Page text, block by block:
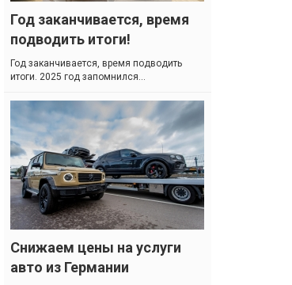
Год заканчивается, время
подводить итоги!
Год заканчивается, время подводить
итоги. 2025 год запомнился...
Снижаем цены на услуги
авто из Германии